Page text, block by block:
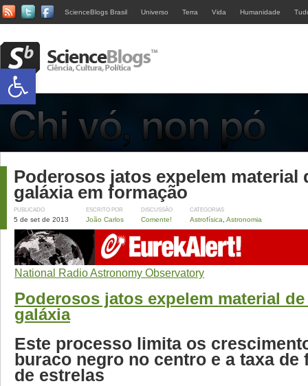
ScienceBlogs Brasil Universo Terra Vida Humanidade
Poderosos jatos expelem material
galáxia em formação
PUBLICADO
5 de set de 2013
ESCRITO POR
João Carlos
DISCUSSÃO
Comente!
CATEGORIAS
Astrofísica Astronomia
National Radio Astronomy Observatory
Poderosos jatos expelem material
galáxia
Este processo limita os
buraco negro no centro e a taxa de
de estrelas
Abrir a barra de ferramentas